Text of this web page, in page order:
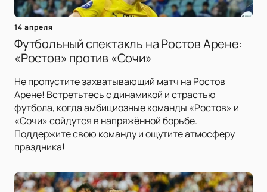
14 апреля
Футбольный спектакль на Ростов Арене:
«Ростов» против «Сочи»
Не пропустите захватывающий матч на Ростов
Арене! Встретьтесь с динамикой и страстью
футбола, когда амбициозные команды «Ростов» и
«Сочи» сойдутся в напряжённой борьбе.
Поддержите свою команду и ощутите атмосферу
праздника!